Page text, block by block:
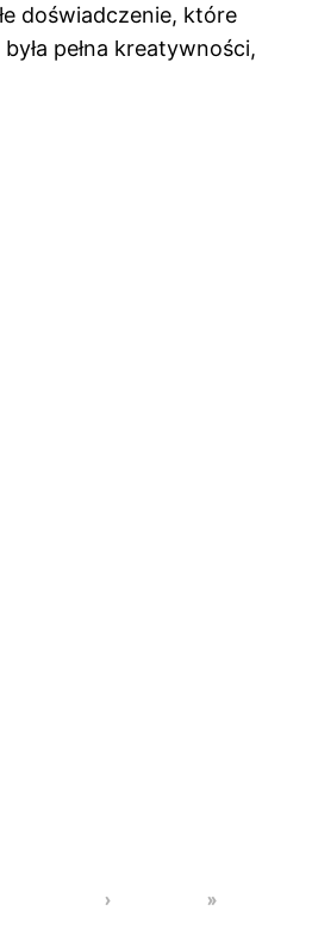
doświadczenie, które
pełna kreatywności,
› »